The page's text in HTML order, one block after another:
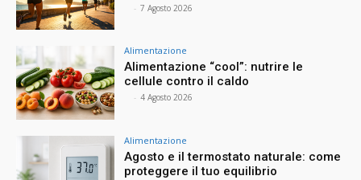
- 7 Agosto 2026
Alimentazione
Alimentazione “cool”: nutrire le
cellule contro il caldo
- 4 Agosto 2026
Alimentazione
Agosto e il termostato naturale: come
proteggere il tuo equilibrio